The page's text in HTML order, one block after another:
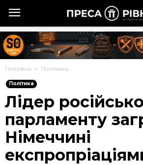
Головна Політика
Політика
Лідер
парламенту
Німеччині